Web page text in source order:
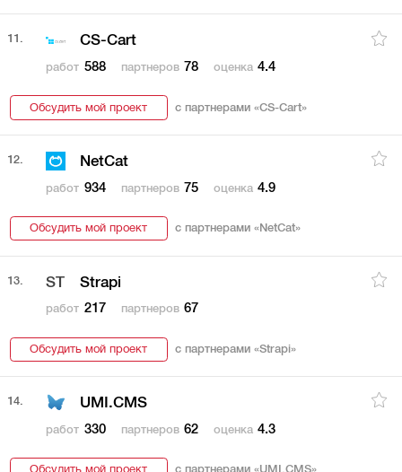
11. CS-Cart
работ 588 партнеров 78 оценка 4.4
Обсудить мой проект с партнерами «CS-Cart»
12. NetCat
работ 934 партнеров 75 оценка 4.9
Обсудить мой проект с партнерами « NetCat»
13. ST Strapi
работ 217 партнеров 67
Обсудить мой проект с партнерами «Strapi»
14. UMI.CMS
работ 330 партнеров 62 оценка 4.3